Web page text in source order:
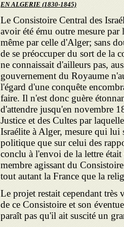
EN ALGERIE (1830-1845)
Le Consistoire Central des
avoir été ému outre mesure
même par celle d'Alger; sans
de se préoccuper du sort de la
ne connaissait d'ailleurs pas,
gouvernement du Royaume
l'égard d'une conquête
faire. Il n'est donc guère
d'attendre jusqu'en novembre
Justice et des Cultes par
Israélite à Alger, mesure qui
politique que sur celui des
conclu à l'envoi de la lettre
membre agissant du
tout autant la France que la
Le projet restait cependant très
de ce Consistoire et son
paraît pas qu'il ait suscité un